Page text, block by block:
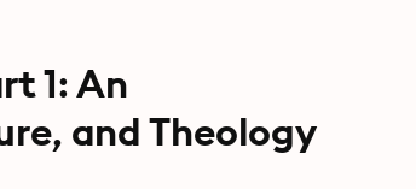
1: An
and Theology